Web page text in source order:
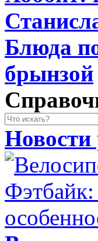
Блюда
брынзой
Новости